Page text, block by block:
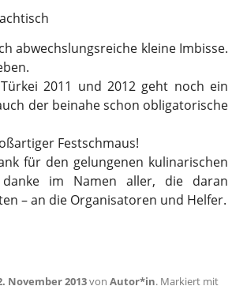
abwechslungsreiche kleine Imbisse.
2011 und 2012 geht noch ein
der beinahe schon obligatorische
Festschmaus!
für den gelungenen kulinarischen
im Namen aller, die daran
– an die Organisatoren und Helfer.
November 2013von Autor*in. Markiert mit